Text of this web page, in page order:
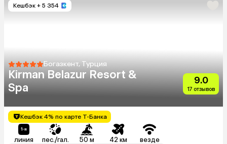
Кешбэк + 5 354
Богазкент, Турция
Kirman Belazur Resort &
Spa
9.0
17 отзывов
Кешбэк 4% по карте Т-Банка
линия пес./гал. 50 м 42 км везде